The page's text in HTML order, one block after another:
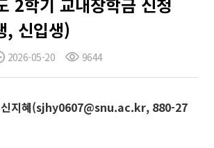
, 신입생)
2026-05-20 9644
지혜(sjhy0607@snu.ac.kr, 880-27